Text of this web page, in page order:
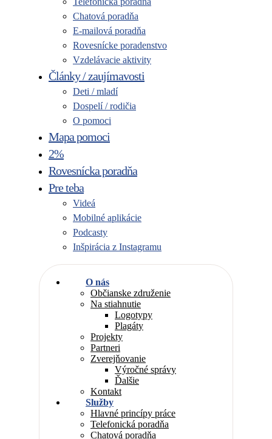
Chatová poradňa
E-mailová poradňa
Rovesnícke poradenstvo
Vzdelávacie aktivity
Články / zaujímavosti
Deti / mladí
Dospelí / rodičia
O pomoci
Mapa pomoci
2%
Rovesnícka poradňa
Pre teba
Videá
Mobilné aplikácie
Podcasty
Inšpirácia z Instagramu
O nás
Občianske združenie
Na stiahnutie
Logotypy
Plagáty
Projekty
Partneri
Zverejňovanie
Výročné správy
Ďalšie
Kontakt
Služby
Hlavné princípy práce
Telefonická poradňa
Chatová poradňa